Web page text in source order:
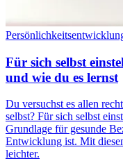
Für sich selbst
und wie du es lernst
Du versuchst es allen
selbst? Für sich selbst
Grundlage für gesunde
Entwicklung ist. Mit
leichter.